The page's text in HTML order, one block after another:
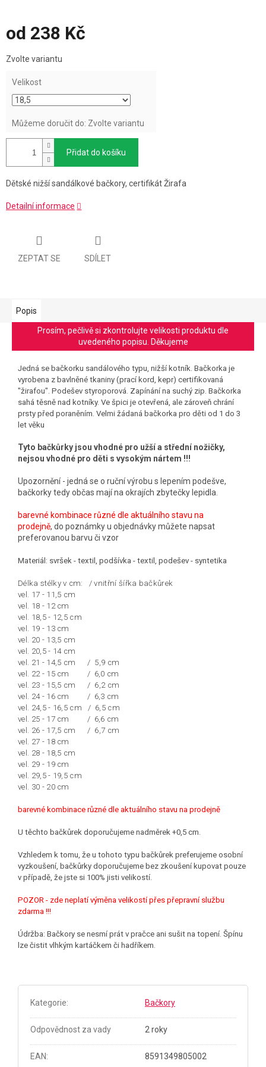
od 238 Kč
cena:
Zvolte variantu
Velikost
Můžeme doručit do: Zvolte variantu
Přidat do košíku
Dětské nižší sandálkové bačkory, certifikát Žirafa
Detailní informace
ZEPTAT SE SDÍLET
Popis
Prosím, pečlivě si zkontrolujte velikosti produktu dle
uvedeného popisu. Děkujeme
Jedná se bačkorku sandálového typu, nižší kotník. Bačkorka je
vyrobena z bavlněné tkaniny (prací kord, kepr) certifikovaná
"žirafou". Podešev styroporová. Zapínání na suchý zip. Bačkorka
sahá těsně nad kotníky. Ve špici je otevřená, ale zároveň chrání
prsty před poraněním. Velmi žádaná bačkorka pro děti od 1 do 3
let věku
Tyto bačkůrky jsou vhodné pro užší a střední nožičky,
nejsou vhodné pro děti s vysokým nártem !!!
Upozornění - jedná se o ruční výrobu s lepením podešve,
bačkorky tedy občas mají na okrajích zbytečky lepidla.
barevné kombinace různé dle aktuálního stavu na
prodejně, do poznámky u objednávky můžete napsat
preferovanou barvu či vzor
Materiál: svršek - textil, podšívka - textil, podešev - syntetika
Délka stélky v cm: / vnitřní šířka bačkůrek
vel. 17 - 11,5 cm
vel. 18 - 12 cm
vel. 18,5 - 12,5 cm
vel. 19 - 13 cm
vel. 20 - 13,5 cm
vel. 20,5 - 14 cm
vel. 21 - 14,5 cm / 5,9 cm
vel. 22 - 15 cm / 6,0 cm
vel. 23 - 15,5 cm / 6,2 cm
vel. 24 - 16 cm / 6,3 cm
vel. 24,5 - 16,5 cm / 6,5 cm
vel. 25 - 17 cm / 6,6 cm
vel. 26 - 17,5 cm / 6,7 cm
vel. 27 - 18 cm
vel. 28 - 18,5 cm
vel. 29 - 19 cm
vel. 29,5 - 19,5 cm
vel. 30 - 20 cm
barevné kombinace různé dle aktuálního stavu na prodejně
U těchto bačkůrek doporučujeme nadměrek +0,5 cm.
Vzhledem k tomu, že u tohoto typu bačkůrek preferujeme osobní
vyzkoušení, bačkůrky doporučujeme bez zkoušení kupovat pouze
v případě, že jste si 100% jisti velikostí.
POZOR - zde neplatí výměna velikostí přes přepravní službu
zdarma !!!
Údržba: Bačkory se nesmí prát v pračce ani sušit na topení. Špínu
lze čistit vlhkým kartáčkem či hadříkem.
Kategorie: Bačkory
Odpovědnost za vady 2 roky
EAN: 8591349805002